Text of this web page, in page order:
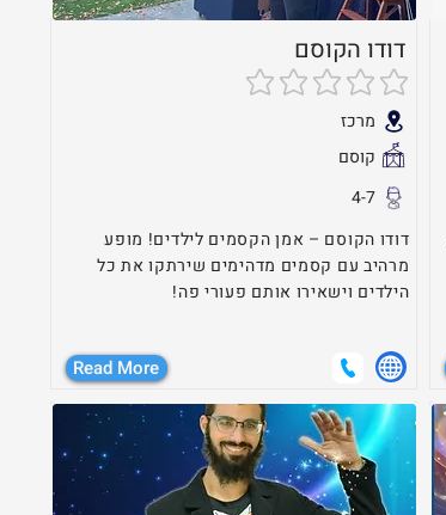
דודו הקוסם
אין עדיין דירוגים
מרכז
קוסם
4-7
דודו הקוסם – אמן הקסמים לילדים! מופע
מרהיב עם קסמים מדהימים שירתקו את כל
הילדים וישאירו אותם פעורי פה!
Read More